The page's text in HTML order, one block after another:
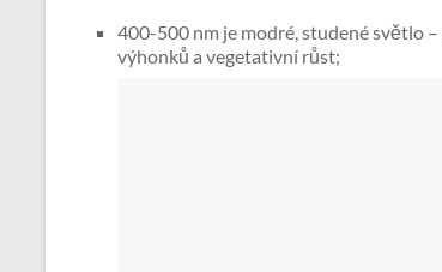
400-500 nm je modré, studené světlo
výhonků a vegetativní růst;